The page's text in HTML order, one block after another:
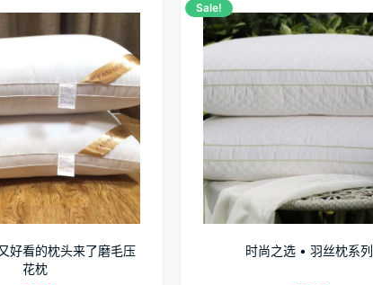
好看的枕头来了磨毛压
花枕
Sale!
时尚之选 • 羽丝枕系列